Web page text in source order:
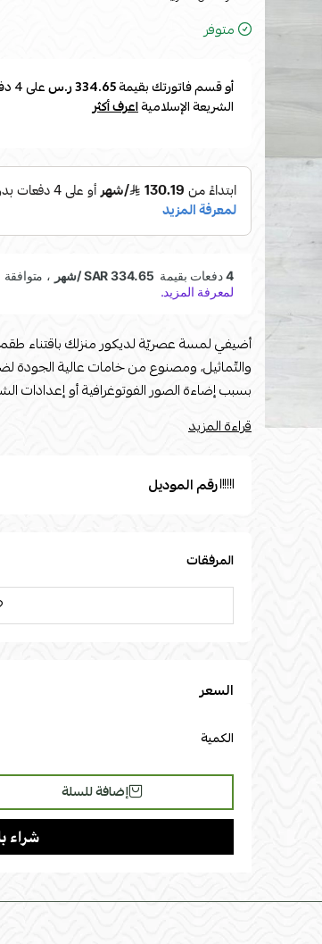
متوفر
أو قسم فاتورتك بقيمة334.65 ر.س على4
الشريعة الإسلاميةاعرف أكثر
أضيفي لمسة عصريّة لديكور منزلك باقتناء طقم
بسبب إضاءة الصور الفوتوغرافية أو إعدادات
قراءة المزيد
رقم الموديل
المرفقات
السعر
الكمية
إضافة للسلة